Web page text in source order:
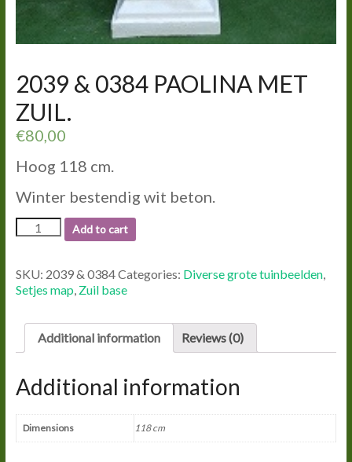
2039 & 0384 PAOLINA MET
ZUIL.
€80,00
Hoog 118 cm.
Winter bestendig wit beton.
2039
&
PAOLINA
MET
Add to cart
SKU: 2039 & 0384Categories: Diverse grote tuinbeelden,
Setjes map, Zuil base
Additional information Reviews (0)
Additional information
Dimensions 118 cm